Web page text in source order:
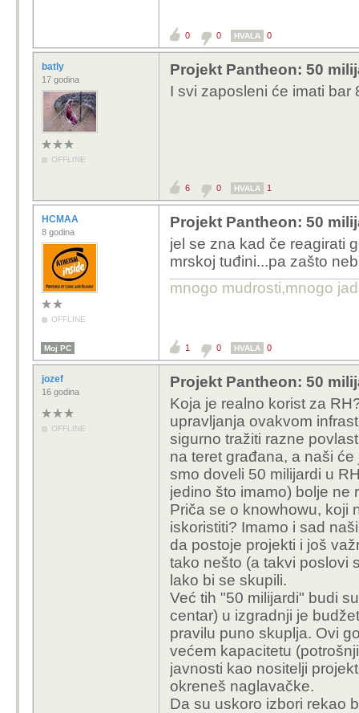
0 0 HVALA 0
batly
17 godina
OFFLINE
Projekt Pantheon: 50
I svi zaposleni će imati
6 0 HVALA 1
HCMAA
8 godina
OFFLINE
Projekt Pantheon: 50
jel se zna kad če reagirati
mrskoj tuđini...pa zašto
mnogo mudrosti,mnogo
Moj PC 1 0 HVALA 0
jozef
16 godina
OFFLINE
Projekt Pantheon: 50
Koja je realno korist za
upravljanja ovakvom
sigurno tražiti razne
na teret građana, a naši
smo doveli 50 milijardi u
jedino što imamo) bolje ne
Priča se o knowhowu, koji
iskoristiti? Imamo i sad
da postoje projekti i još
tako nešto (a takvi poslovi
lako bi se skupili.
Već tih "50 milijardi" budi
centar) u izgradnji je
pravilu puno skuplja. Ovi
većem kapacitetu
javnosti kao nositelji
okreneš naglavačke.
Da su uskoro izbori rekao